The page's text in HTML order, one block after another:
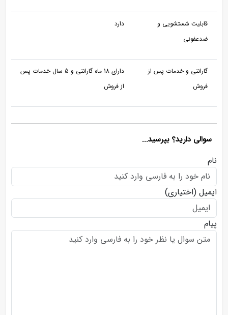
قابلیت شستشویی و
ضدعفونی
دارد
گارانتی و خدمات پس از
فروش
دارای 18 ماه گارانتی و 5 سال خدمات پس
از فروش
سوالی دارید؟ بپرسید...
نام
ایمیل (اختیاری)
پیام